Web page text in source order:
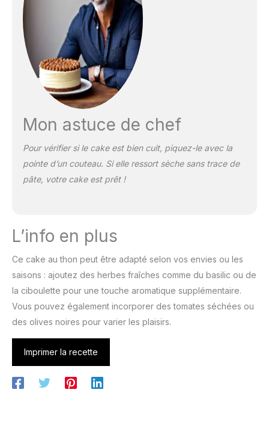
Mon astuce de chef
Pour vérifier si le cake est bien cuit, piquez-le avec la
pointe d’un couteau. Si elle ressort sèche sans trace de
pâte, votre cake est prêt !
L’info en plus
Ce cake au thon peut être adapté selon vos envies ou les
saisons : ajoutez des herbes fraîches comme du basilic ou de
la ciboulette pour une touche aromatique supplémentaire.
Vous pouvez également incorporer des tomates séchées ou
des olives noires pour varier les plaisirs.
Imprimer la recette